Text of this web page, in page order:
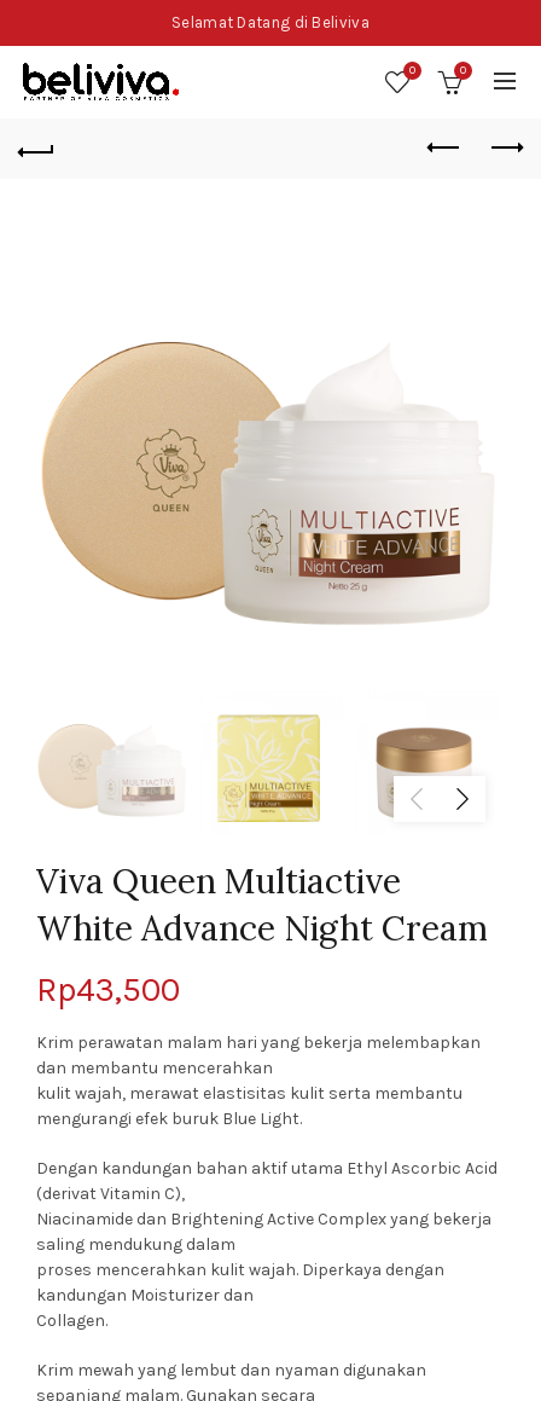
Selamat Datang di Beliviva
0 0
Viva Queen Multiactive
White Advance Night Cream
Rp43,500
Krim perawatan malam hari yang bekerja melembapkan
dan membantu mencerahkan
kulit wajah, merawat elastisitas kulit serta membantu
mengurangi efek buruk Blue Light.
Dengan kandungan bahan aktif utama Ethyl Ascorbic Acid
(derivat Vitamin C),
Niacinamide dan Brightening Active Complex yang bekerja
saling mendukung dalam
proses mencerahkan kulit wajah. Diperkaya dengan
kandungan Moisturizer dan
Collagen.
Krim mewah yang lembut dan nyaman digunakan
sepanjang malam. Gunakan secara